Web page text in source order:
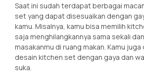
Saat ini sudah terdapat berbagai
set yang dapat disesuaikan dengan
kamu. Misalnya, kamu bisa memilih
saja menghilangkannya sama sekali
masakanmu di ruang makan. Kamu
desain kitchen set dengan gaya dan
suka.